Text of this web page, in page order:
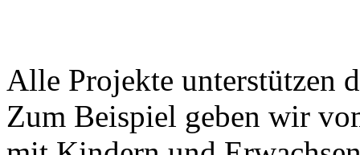
Alle Projekte unterstützen
Zum Beispiel geben wir